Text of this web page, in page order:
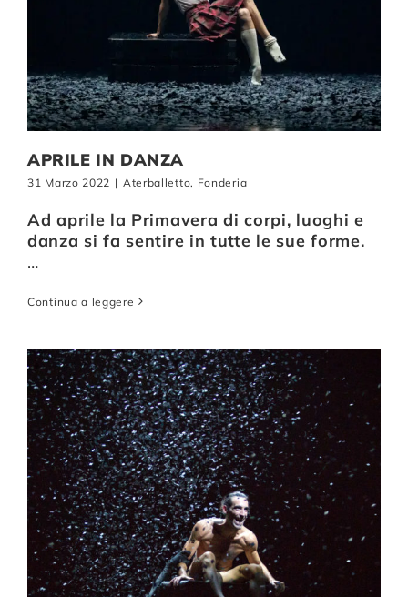
APRILE IN DANZA
31 Marzo 2022 | Aterballetto, Fonderia
Ad aprile la Primavera di corpi, luoghi e
danza si fa sentire in tutte le sue forme.
…
Continua a leggere